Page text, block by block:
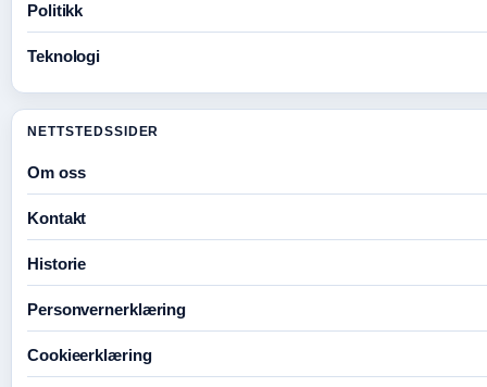
Politikk
Teknologi
NETTSTEDSSIDER
Om oss
Kontakt
Historie
Personvernerklæring
Cookieerklæring